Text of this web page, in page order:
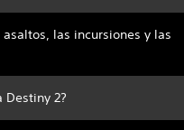
las incursiones y las
2?